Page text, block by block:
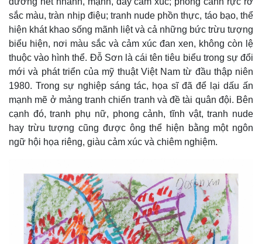
Thế giới
Quan sát
Cuộc sống đó đây
Multimedia
Video
Ảnh
sắc màu, tràn nhịp điệu; tranh nude phồn thực, táo bạo, thể
hiện khát khao sống mãnh liệt và cả những bức trừu tượng
biểu hiện, nơi màu sắc và cảm xúc đan xen, không còn lệ
thuộc vào hình thể. Đỗ Sơn là cái tên tiêu biểu trong sự đổi
mới và phát triển của mỹ thuật Việt Nam từ đầu thập niên
1980. Trong sự nghiệp sáng tác, họa sĩ đã để lại dấu ấn
mạnh mẽ ở mảng tranh chiến tranh và đề tài quân đội. Bên
cạnh đó, tranh phụ nữ, phong cảnh, tĩnh vật, tranh nude
hay trừu tượng cũng được ông thể hiện bằng một ngôn
ngữ hội họa riêng, giàu cảm xúc và chiêm nghiệm.